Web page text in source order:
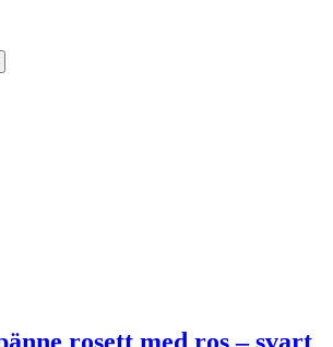
rosett med ros – svart